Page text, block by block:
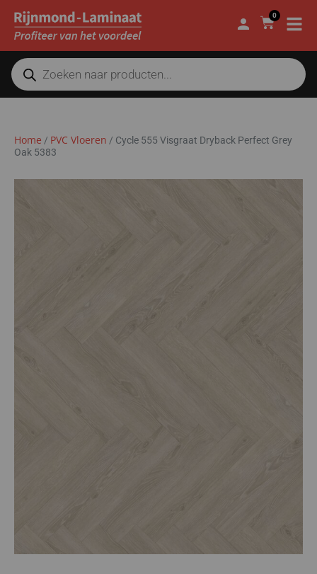
0
Home / PVC Vloeren / Cycle 555 Visgraat Dryback Perfect Grey
Oak 5383